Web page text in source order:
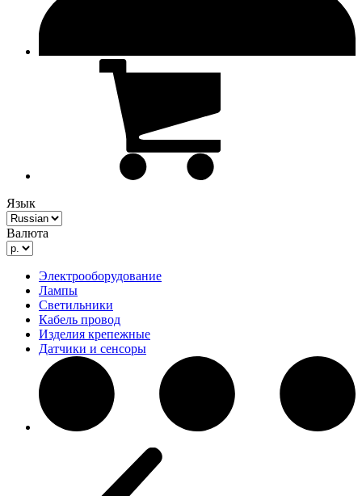
Язык
Валюта
Электрооборудование
Лампы
Светильники
Кабель провод
Изделия крепежные
Датчики и сенсоры